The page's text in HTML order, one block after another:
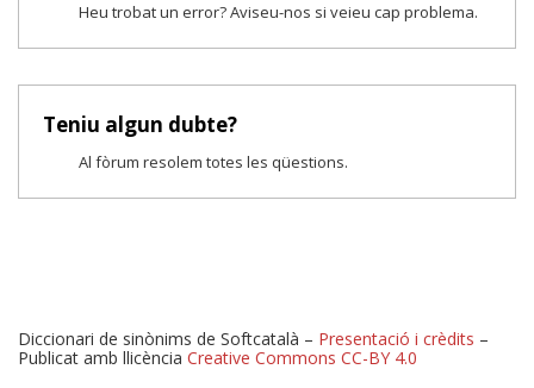
Heu trobat un error? Aviseu-nos si veieu cap problema.
Teniu algun dubte?
Al fòrum resolem totes les qüestions.
Diccionari de sinònims de Softcatalà – Presentació i crèdits –
Publicat amb llicència Creative Commons CC-BY 4.0